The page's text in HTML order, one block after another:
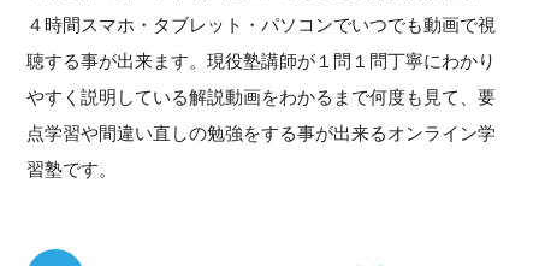
４時間スマホ・タブレット・パソコンでいつでも動画で視
聴する事が出来ます。現役塾講師が１問１問丁寧にわかり
やすく説明している解説動画をわかるまで何度も見て、要
点学習や間違い直しの勉強をする事が出来るオンライン学
習塾です。